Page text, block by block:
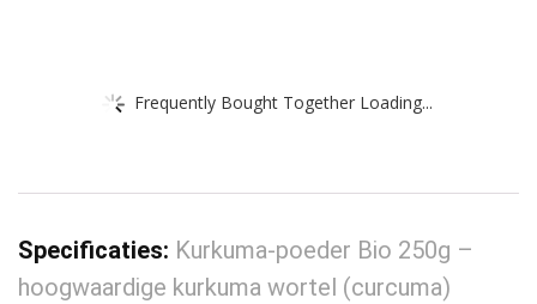
Frequently Bought Together Loading...
Specificaties: Kurkuma-poeder Bio 250g –
hoogwaardige kurkuma wortel (curcuma)